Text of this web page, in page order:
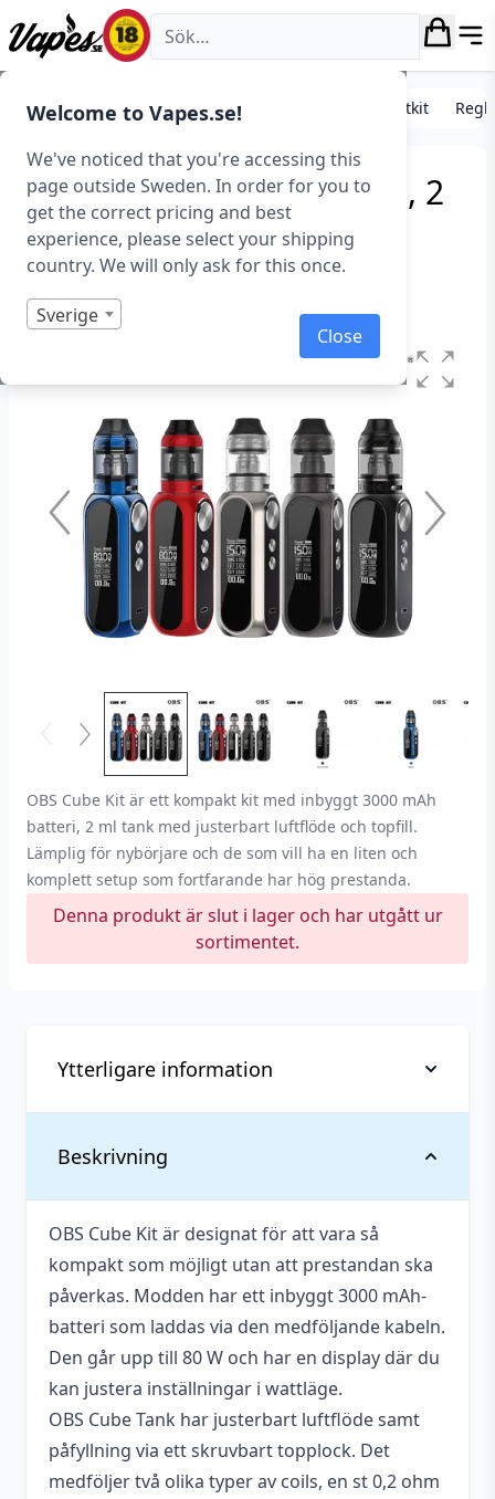
Welcome to Vapes.se!
We've noticed that you're accessing this
page outside Sweden. In order for you to
get the correct pricing and best
experience, please select your shipping
country. We will only ask for this once.
Sverige
Close
Vapes.se
E-cigarett startkit/paket Standard e-cigarett startkit
OBS Cube Kit (3000 mAh, 2
ml)
Art.nr: 37049
Slut i lager
OBS Cube Kit är ett kompakt kit med inbyggt 3000 mAh
batteri, 2 ml tank med justerbart luftflöde och topfill.
Lämplig för nybörjare och de som vill ha en liten och
komplett setup som fortfarande har hög prestanda.
Denna produkt är slut i lager och har utgått ur
sortimentet.
Beskrivning
OBS Cube Kit är designat för att vara så
kompakt som möjligt utan att prestandan ska
påverkas. Modden har ett inbyggt 3000 mAh-
batteri som laddas via den medföljande kabeln.
Den går upp till 80 W och har en display där du
kan justera inställningar i wattläge.
OBS Cube Tank har justerbart luftflöde samt
påfyllning via ett skruvbart topplock. Det
medföljer två olika typer av coils, en st 0,2 ohm
Ytterligare information
Batterier
Batterikapacitet 3000 mAh
Diameter
25,5 mm
Tillverkare
OBS
Typ
Startkit (Reglerbar)
Utbytbara
batterier
Nej
Vätskekapacitet 2 ml